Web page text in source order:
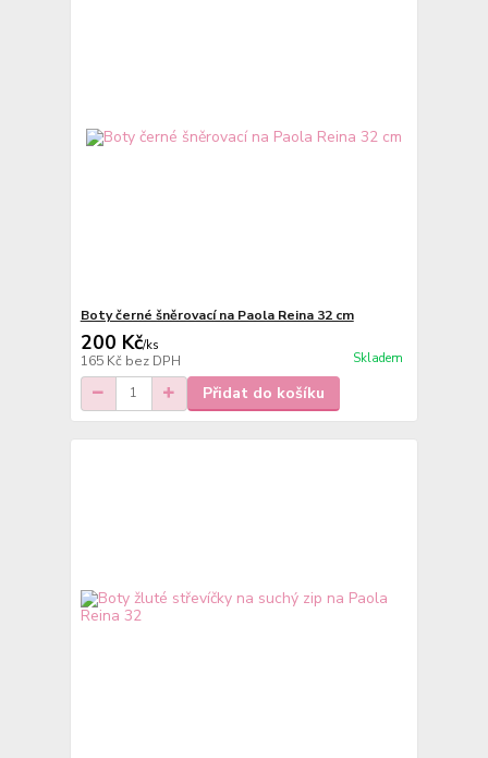
Boty černé šněrovací na Paola Reina 32 cm
200 Kč/ks
165 Kč bez DPH Skladem
Přidat do košíku